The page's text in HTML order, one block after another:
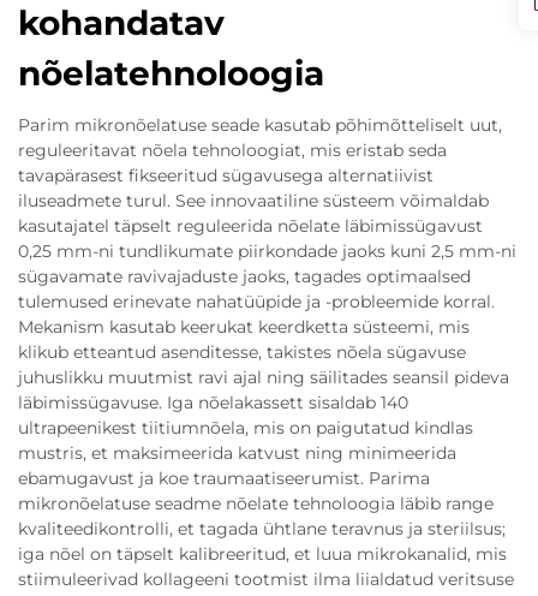
kohandatav
nõelatehnoloogia
Parim mikronõelatuse seade kasutab põhimõtteliselt uut,
reguleeritavat nõela tehnoloogiat, mis eristab seda
tavapärasest fikseeritud sügavusega alternatiivist
iluseadmete turul. See innovaatiline süsteem võimaldab
kasutajatel täpselt reguleerida nõelate läbimis­sügavust
0,25 mm-ni tundlikumate piirkondade jaoks kuni 2,5 mm-ni
sügavamate ravi­vajaduste jaoks, tagades optimaalsed
tulemused erinevate nahatüüpide ja -probleemide korral.
Mekanism kasutab keerukat keerdketta süsteemi, mis
klikub etteantud asenditesse, takistes nõela sügavuse
juhuslikku muutmist ravi ajal ning säilitades seansil pideva
läbimis­sügavuse. Iga nõelakassett sisaldab 140
ultrapeenikest tiitiumnõela, mis on paigutatud kindlas
mustri­s, et maksimeerida katvust ning minimeerida
ebamugavust ja koe traumaatiseerumist. Parima
mikronõelatuse seadme nõelate tehnoloogia läbib range
kvaliteedikontrolli, et tagada ühtlane teravnus ja steriilsus;
iga nõel on täpselt kalibreeritud, et luua mikrokanalid, mis
stiimuleerivad kollageeni tootmist ilma liialdatud veritsuse